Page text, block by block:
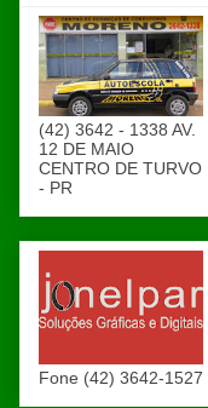
(42) 3642 - 1338 AV.
12 DE MAIO
CENTRO DE TURVO
- PR
Fone (42) 3642-1527